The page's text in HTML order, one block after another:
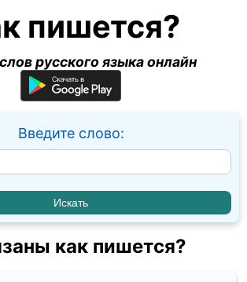
пишется?
русского языка онлайн
Введите слово:
как пишется?